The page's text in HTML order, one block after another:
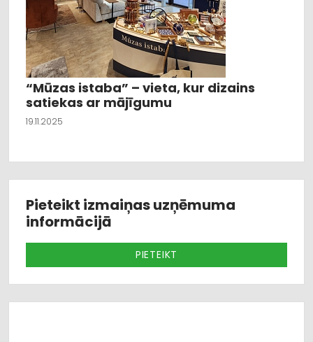
“Mūzas istaba” – vieta, kur dizains
satiekas ar mājīgumu
19.11.2025
Pieteikt izmaiņas uzņēmuma
informācijā
PIETEIKT